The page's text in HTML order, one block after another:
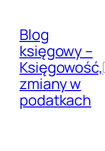
treściBlog
księgowy –
Księgowość,
zmiany w
podatkach